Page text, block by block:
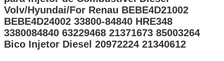
Volv/Hyundai/For Renau BEBE4D21002
BEBE4D24002 33800-84840 HRE348
3380084840 63229468 21371673 85003264
Bico Injetor Diesel 20972224 21340612